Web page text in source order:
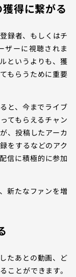
得に繋がる
録者、もしくはチ
ザーに視聴されま
というよりも、獲
もらうために重要
と、今までライブ
てもらえるチャン
、投稿したアーカ
をするなどのアク
信に積極的に参加
新たなファンを増
たあとの動画、ど
ことができます。